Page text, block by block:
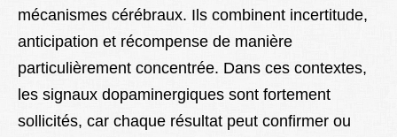
mécanismes cérébraux. Ils combinent incertitude,
anticipation et récompense de manière
particulièrement concentrée. Dans ces contextes,
les signaux dopaminergiques sont fortement
sollicités, car chaque résultat peut confirmer ou